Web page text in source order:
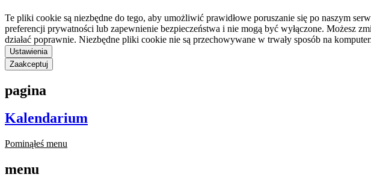
Te pliki cookie są niezbędne do tego, aby umożliwić prawidłowe poruszanie się po naszym
preferencji prywatności lub zapewnienie bezpieczeństwa i nie mogą być wyłączone. Możesz
działać poprawnie. Niezbędne pliki cookie nie są przechowywane w trwały sposób na
Ustawienia
Zaakceptuj
pagina
Kalendarium
Pominąłeś menu
menu